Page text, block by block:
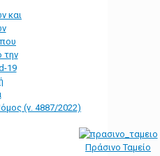
και
την
19
(ν. 4887/2022)
Πράσινο Ταμείο